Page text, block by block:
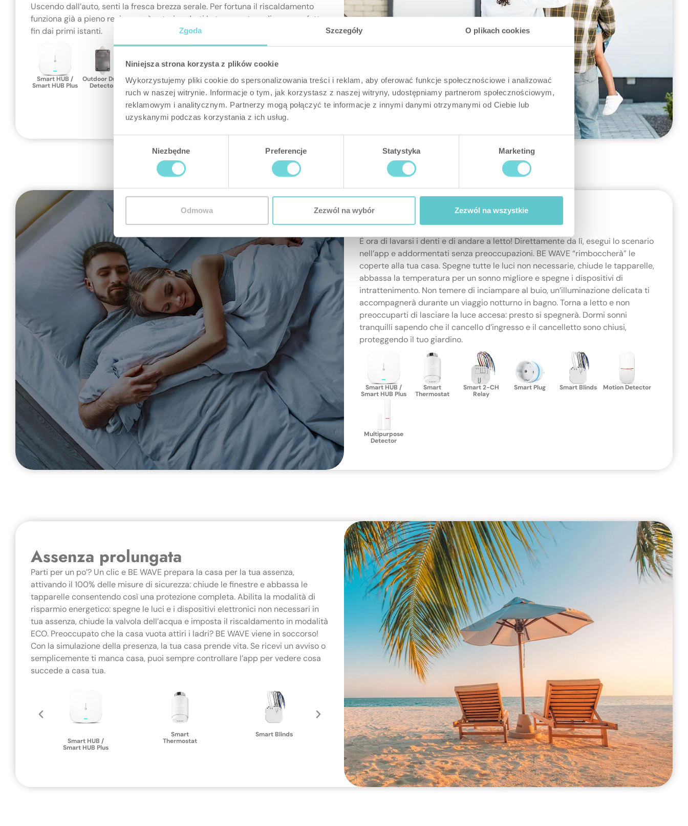
Zgoda Szczegóły O plikach cookies
Niniejsza strona korzysta z plików cookie
Wykorzystujemy pliki cookie do spersonalizowania treści i reklam, aby oferować funkcje społecznościowe i analizować
ruch w naszej witrynie. Informacje o tym, jak korzystasz z naszej witryny, udostępniamy partnerom społecznościowym,
reklamowym i analitycznym. Partnerzy mogą połączyć te informacje z innymi danymi otrzymanymi od Ciebie lub
uzyskanymi podczas korzystania z ich usług.
Wybór
Niezbędne Preferencje Statystyka Marketing
Odmowa Zezwól na wybór Zezwól na wszystkie
Uscendo dall’auto, senti la fresca brezza serale. Per fortuna il riscaldamento
funziona già a pieno regime così potrai goderti la temperatura di casa perfetta
fin dai primi istanti.
Smart HUB /
Smart HUB Plus
Outdoor Dusk
Detector
Multipurpose
Detector
Smart
Thermostat
Smart 2-CH
Relay
Sogni d'oro
È ora di lavarsi i denti e di andare a letto! Direttamente da lì, esegui lo scenario
nell’app e addormentati senza preoccupazioni. BE WAVE “rimboccherà” le
coperte alla tua casa. Spegne tutte le luci non necessarie, chiude le tapparelle,
abbassa la temperatura per un sonno migliore e spegne i dispositivi di
intrattenimento. Non temere di inciampare al buio, un’illuminazione delicata ti
accompagnerà durante un viaggio notturno in bagno. Torna a letto e non
preoccuparti di lasciare la luce accesa: presto si spegnerà. Dormi sonni
tranquilli sapendo che il cancello d’ingresso e il cancelletto sono chiusi,
proteggendo il tuo giardino.
Smart HUB /
Smart HUB Plus
Smart
Thermostat
Smart 2-CH
Relay
Smart Plug Smart Blinds Motion Detector
Multipurpose
Detector
Assenza prolungata
Parti per un po’? Un clic e BE WAVE prepara la casa per la tua assenza,
attivando il 100% delle misure di sicurezza: chiude le finestre e abbassa le
tapparelle consentendo così una protezione completa. Abilita la modalità di
risparmio energetico: spegne le luci e i dispositivi elettronici non necessari in
tua assenza, chiude la valvola dell’acqua e imposta il riscaldamento in modalità
ECO. Preoccupato che la casa vuota attiri i ladri? BE WAVE viene in soccorso!
Con la simulazione della presenza, la tua casa prende vita. Se ricevi un avviso o
semplicemente ti manca casa, puoi sempre controllare l’app per vedere cosa
succede a casa tua.
Smart HUB /
Smart HUB Plus
Smart
Thermostat
Smart Blinds
Smart 2-CH Relay Smart Plug Motion Detector
Outdoor Motion
Detector